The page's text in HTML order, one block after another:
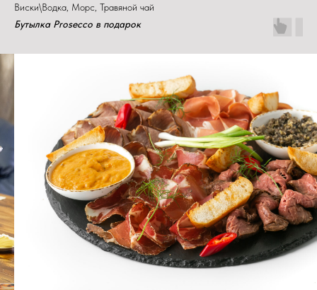
Виски\Водка, Морс, Травяной чай
Бутылка Prosecco в подарок